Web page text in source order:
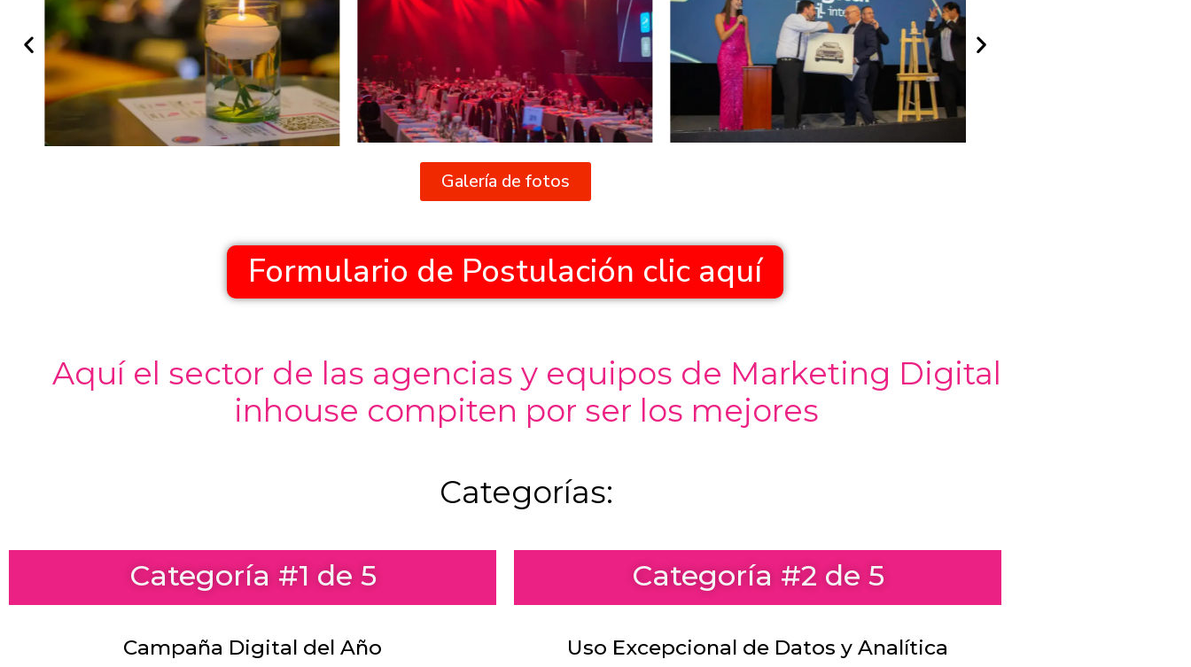
Galería de fotos
Formulario de Postulación clic aquí
Aquí el sector de las agencias y equipos de Marketing Digital
inhouse compiten por ser los mejores
Categorías:
Categoría #1 de 5
Campaña Digital del Año
Categoría #2 de 5
Uso Excepcional de Datos y Analítica